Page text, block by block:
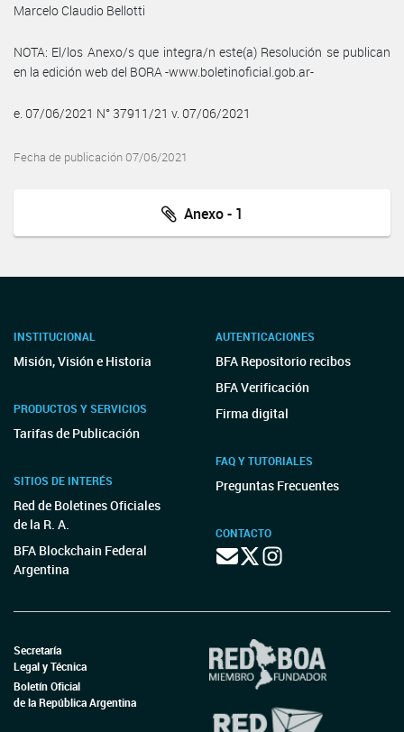
Marcelo Claudio Bellotti
NOTA: El/los Anexo/s que integra/n este(a) Resolución se publican
en la edición web del BORA -www.boletinoficial.gob.ar-
e. 07/06/2021 N° 37911/21 v. 07/06/2021
Fecha de publicación 07/06/2021
Anexo - 1
INSTITUCIONAL
Misión, Visión e Historia
PRODUCTOS Y SERVICIOS
Tarifas de Publicación
SITIOS DE INTERÉS
Red de Boletines Oficiales
de la R. A.
BFA Blockchain Federal
Argentina
AUTENTICACIONES
BFA Repositorio recibos
BFA Verificación
Firma digital
FAQ Y TUTORIALES
Preguntas Frecuentes
CONTACTO
Secretaría
Legal y Técnica
Boletín Oficial
de la República Argentina